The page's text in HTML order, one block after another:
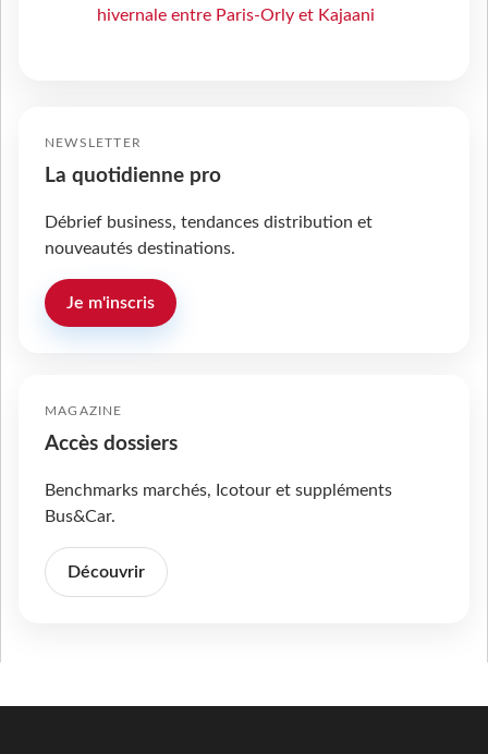
hivernale entre Paris-Orly et Kajaani
NEWSLETTER
La quotidienne pro
Débrief business, tendances distribution et
nouveautés destinations.
Je m'inscris
MAGAZINE
Accès dossiers
Benchmarks marchés, Icotour et suppléments
Bus&Car.
Découvrir